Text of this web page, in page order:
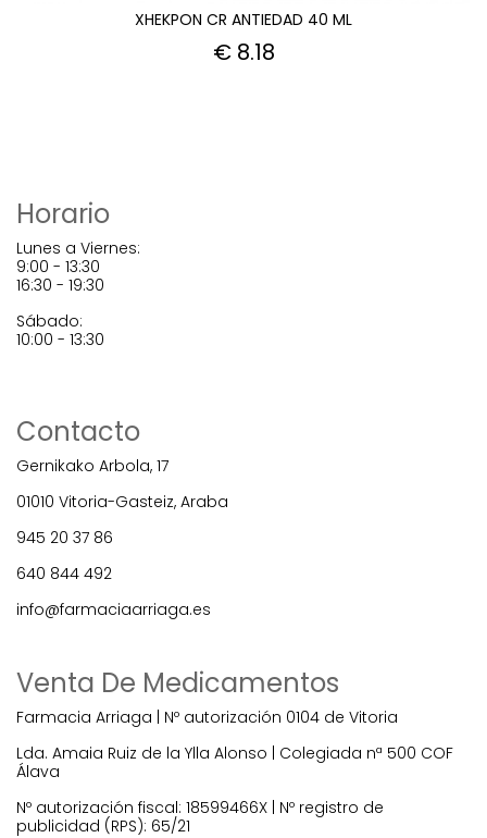
XHEKPON CR ANTIEDAD 40 ML
€ 8.18
Horario
Lunes a Viernes:
9:00 - 13:30
16:30 - 19:30
Sábado:
10:00 - 13:30
Contacto
Gernikako Arbola, 17
01010 Vitoria-Gasteiz, Araba
945 20 37 86
640 844 492
info@farmaciaarriaga.es
Venta De Medicamentos
Farmacia Arriaga | Nº autorización 0104 de Vitoria
Lda. Amaia Ruiz de la Ylla Alonso | Colegiada nª 500 COF
Álava
Nº autorización fiscal: 18599466X | Nº registro de
publicidad (RPS): 65/21